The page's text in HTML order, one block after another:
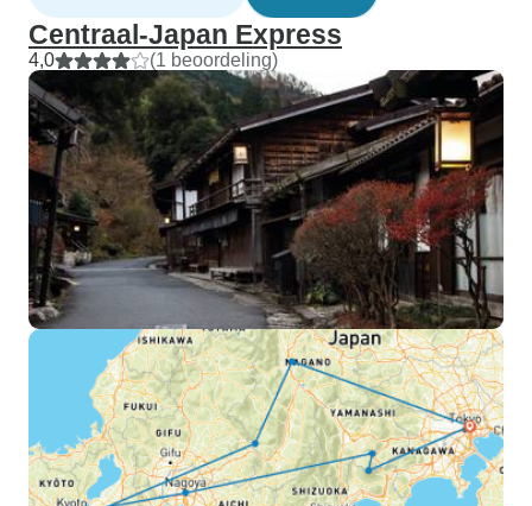
Centraal-Japan Express
4,0 (1 beoordeling)